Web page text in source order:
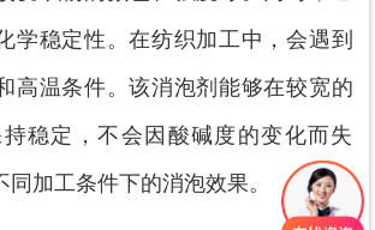
学稳定性。在纺织加工中，会遇到
高温条件。该消泡剂能够在较宽的
稳定，不会因酸碱度的变化而失
加工条件下的消泡效果。